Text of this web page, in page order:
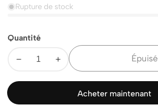
Rupture de stock
Quantité
Diminuer
Augmenter
Épuisé
Acheter maintenant